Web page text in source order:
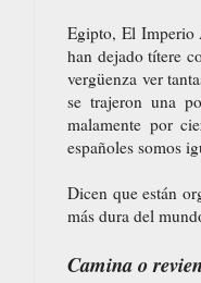
Egipto, El Imperio
han dejado títere
vergüenza ver
se trajeron una
malamente por
españoles somos
Dicen que están
más dura del
Camina o